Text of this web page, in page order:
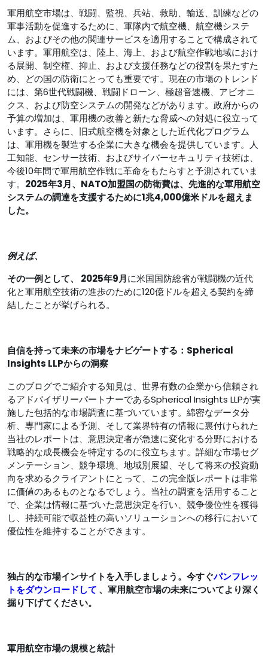
軍用航空市場は、戦闘、監視、兵站、救助、輸送、訓練などの
軍事活動を促進するために、軍隊内で航空機、航空機システ
ム、およびその他の関連サービスを適用することで構成されて
います。軍用航空は、陸上、海上、および航空作戦地域におけ
る展開、制空権、抑止、および支援任務などの役割を果たすた
め、どの国の防衛にとっても重要です。現在の市場のトレンド
には、第6世代戦闘機、戦闘ドローン、極超音速機、アビオニ
クス、および防空システムの開発などがあります。政府からの
予算の増加は、軍用機の改善と新たな脅威への対処に役立って
います。さらに、旧式航空機を対象とした近代化プログラム
は、軍用機を製造する企業に大きな機会を提供しています。人
工知能、センサー技術、およびサイバーセキュリティ技術は、
今後10年間で軍用航空作戦に革命をもたらすと予測されていま
す。 2025年3月、NATO加盟国の防衛費は、先進的な軍用航空
システムの調達を支援するために1兆4,000億米ドルを超えま
した。
例えば、
その一例として、 2025年9月に米国国防総省が戦闘機の近代
化と軍用航空技術の進歩のために120億ドルを超える契約を締
結したことが挙げられる。
自信を持って未来の市場をナビゲートする：Spherical
Insights LLPからの洞察
このブログでご紹介する知見は、世界有数の企業から信頼され
るアドバイザリーパートナーであるSpherical Insights LLPが実
施した包括的な市場調査に基づいています。綿密なデータ分
析、専門家による予測、そして業界特有の情報に裏付けられた
当社のレポートは、意思決定者が急速に変化する分野における
戦略的な成長機会を特定するのに役立ちます。詳細な市場セグ
メンテーション、競争環境、地域別展望、そして将来の投資動
向を求めるクライアントにとって、この完全版レポートは非​​常
に価値のあるものとなるでしょう。当社の調査を活用すること
で、企業は情報に基づいた意思決定を行い、競争優位性を獲得
し、持続可能で収益性の高いソリューションへの移行において
優位性を維持することができます。
独占的な市場インサイトを入手しましょう。今すぐパンフレッ
トをダウンロードして 、軍用航空市場の未来についてより深く
掘り下げてください。
軍用航空市場の規模と統計